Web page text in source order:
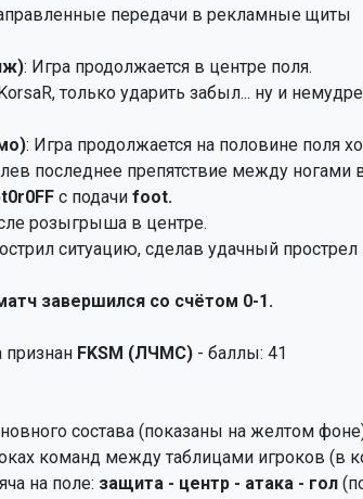
передачи в рекламные щиты
: Игра продолжается в центре поля.
только ударить забыл... ну и
: Игра продолжается на половине поля
последнее препятствие между ногами
с подачи foot.
розыгрыша в центре.
ситуацию, сделав удачный
завершился со счётом 0-1.
FKSM (ЛЧМС) - баллы: 41
состава (показаны на желтом
команд между таблицами игроков (в
на поле: защита - центр - атака - гол